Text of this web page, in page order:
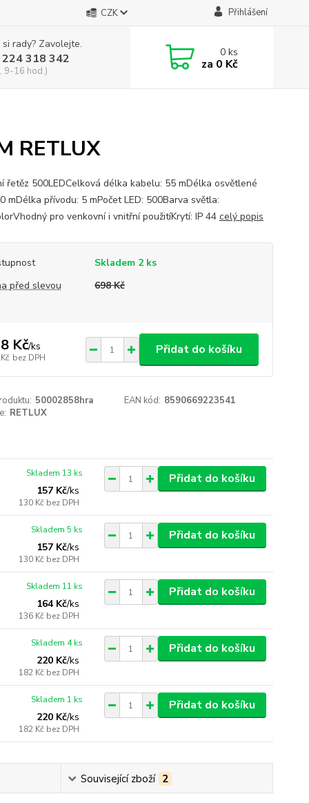
CZK Přihlášení
rady? Zavolejte.
318 342
9-16 hod.)
0ks
za 0 Kč
RETLUX
řetěz 500LEDCelková délka kabelu: 55 mDélka osvětlené
mDélka přívodu: 5 mPočet LED: 500Barva světla:
pro venkovní i vnitřní použitíKrytí: IP 44 celý popis
Skladem 2 ks
před slevou
698 Kč
Kč/ks
bez DPH
Přidat do košíku
50002858hra EAN kód: 8590669223541
RETLUX
157 Kč/ks
130 Kč bez DPH
Skladem 13 ks Přidat do košíku
157 Kč/ks
130 Kč bez DPH
Skladem 5 ks Přidat do košíku
164 Kč/ks
136 Kč bez DPH
Skladem 11 ks Přidat do košíku
220 Kč/ks
182 Kč bez DPH
Skladem 4 ks Přidat do košíku
220 Kč/ks
182 Kč bez DPH
Skladem 1 ks Přidat do košíku
Související zboží 2